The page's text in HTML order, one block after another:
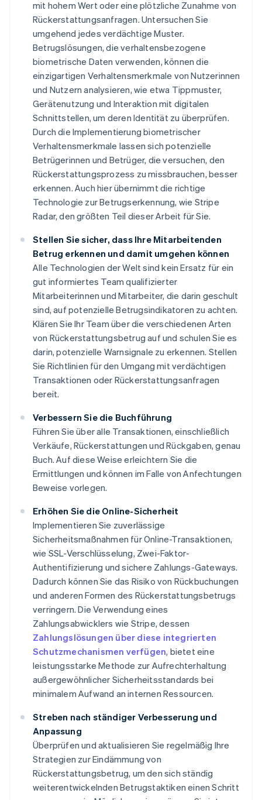
mit hohem Wert oder eine plötzliche Zunahme von
Rückerstattungsanfragen. Untersuchen Sie
umgehend jedes verdächtige Muster.
Betrugslösungen, die verhaltensbezogene
biometrische Daten verwenden, können die
einzigartigen Verhaltensmerkmale von Nutzerinnen
und Nutzern analysieren, wie etwa Tippmuster,
Gerätenutzung und Interaktion mit digitalen
Schnittstellen, um deren Identität zu überprüfen.
Durch die Implementierung biometrischer
Verhaltensmerkmale lassen sich potenzielle
Betrügerinnen und Betrüger, die versuchen, den
Rückerstattungsprozess zu missbrauchen, besser
erkennen. Auch hier übernimmt die richtige
Technologie zur Betrugserkennung, wie Stripe
Radar, den größten Teil dieser Arbeit für Sie.
Stellen Sie sicher, dass Ihre Mitarbeitenden
Betrug erkennen und damit umgehen können
Alle Technologien der Welt sind kein Ersatz für ein
gut informiertes Team qualifizierter
Mitarbeiterinnen und Mitarbeiter, die darin geschult
sind, auf potenzielle Betrugsindikatoren zu achten.
Klären Sie Ihr Team über die verschiedenen Arten
von Rückerstattungsbetrug auf und schulen Sie es
darin, potenzielle Warnsignale zu erkennen. Stellen
Sie Richtlinien für den Umgang mit verdächtigen
Transaktionen oder Rückerstattungsanfragen
bereit.
Verbessern Sie die Buchführung
Führen Sie über alle Transaktionen, einschließlich
Verkäufe, Rückerstattungen und Rückgaben, genau
Buch. Auf diese Weise erleichtern Sie die
Ermittlungen und können im Falle von Anfechtungen
Beweise vorlegen.
Erhöhen Sie die Online-Sicherheit
Implementieren Sie zuverlässige
Sicherheitsmaßnahmen für Online-Transaktionen,
wie SSL-Verschlüsselung, Zwei-Faktor-
Authentifizierung und sichere Zahlungs-Gateways.
Dadurch können Sie das Risiko von Rückbuchungen
und anderen Formen des Rückerstattungsbetrugs
verringern. Die Verwendung eines
Zahlungsabwicklers wie Stripe, dessen
Zahlungslösungen über diese integrierten
Schutzmechanismen verfügen, bietet eine
leistungsstarke Methode zur Aufrechterhaltung
außergewöhnlicher Sicherheitsstandards bei
minimalem Aufwand an internen Ressourcen.
Streben nach ständiger Verbesserung und
Anpassung
Überprüfen und aktualisieren Sie regelmäßig Ihre
Strategien zur Eindämmung von
Rückerstattungsbetrug, um den sich ständig
weiterentwickelnden Betrugstaktiken einen Schritt